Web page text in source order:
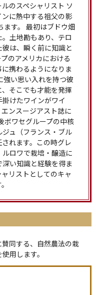
のスペシャリスト ソ
に熱中する祖父の影
ます。 最初はブドウ畑
土地勘もあり、テロ
は、瞬く前に知識と
のアメリカにおける
携わるようになりま
強い思い入れを持つ彼
そこでも才能を発揮
けたワインがワイ
ンスージアスト誌に
ボワセグループの中核
ュ（フランス・ブル
れます。この時グレ
ロワで栽培・醸造に
い知識と経験を得ま
リストとしてのキャ
同する、自然農法の栽
用します。